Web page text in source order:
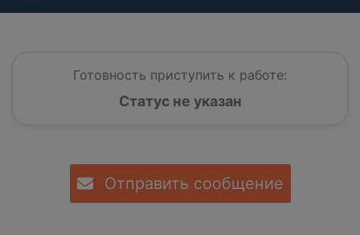
Готовность приступить к работе:
Статус не указан
Отправить сообщение